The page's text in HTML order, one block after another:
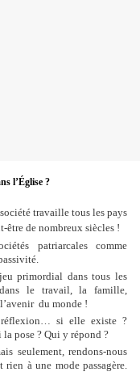
l’Église ?
travaille tous les pays
être de nombreux siècles !
patriarcales comme
primordial dans tous les
dans le travail, la famille,
du monde !
réflexion… si elle existe ?
la pose ? Qui y répond ?
seulement, rendons-nous
à une mode passagère.